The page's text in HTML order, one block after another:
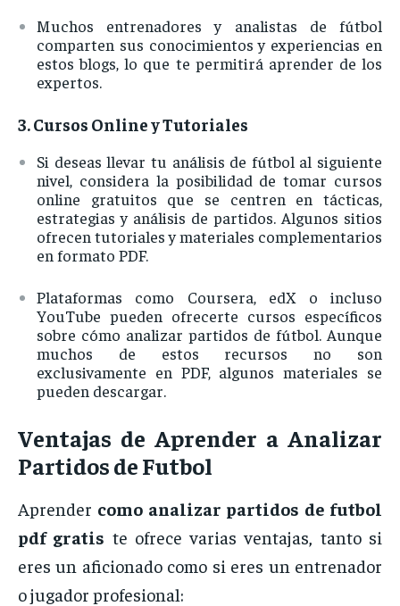
Muchos entrenadoresy analistas de fútbol
comparten sus conocimientosy experiencias en
estosblogs,lo que te permitirá aprender de los
expertos.
3.Cursos OnlineyTutoriales
Si deseasllevar tu análisis de fútbol al siguiente
nivel, considera la posibilidad detomar cursos
online gratuitos que se centren entácticas,
estrategiasy análisis de partidos. Algunos sitios
ofrecen tutorialesymateriales complementarios
en formato PDF.
Plataformas como Coursera, edX oincluso
YouTube pueden ofrecerte cursos específicos
sobre cómo analizar partidos de fútbol. Aunque
muchos de estos recursosno son
exclusivamente en PDF, algunosmateriales se
pueden descargar.
Ventajas de Aprender a Analizar
PartidosdeFutbol
Aprender como analizar partidos de futbol
pdf gratis te ofrecevariasventajas, tanto si
eresun aficionado como si eres un entrenador
ojugador profesional: